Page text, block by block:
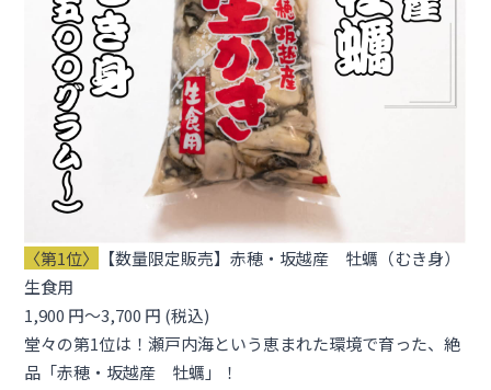
〈第1位〉
【数量限定販売】赤穂・坂越産 牡蠣（むき身）
生食用
1,900 円〜3,700 円 (税込)
堂々の第1位は！瀬戸内海という恵まれた環境で育った、絶
品「赤穂・坂越産 牡蠣」！